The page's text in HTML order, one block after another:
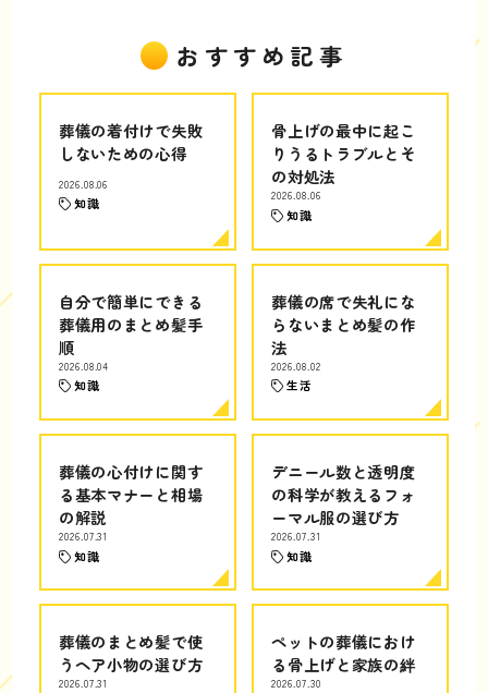
おすすめ記事
葬儀の着付けで失敗
しないための心得
2026.08.06
知識
骨上げの最中に起こ
りうるトラブルとそ
の対処法
2026.08.06
知識
自分で簡単にできる
葬儀用のまとめ髪手
順
2026.08.04
知識
葬儀の席で失礼にな
らないまとめ髪の作
法
2026.08.02
生活
葬儀の心付けに関す
る基本マナーと相場
の解説
2026.07.31
知識
デニール数と透明度
の科学が教えるフォ
ーマル服の選び方
2026.07.31
知識
葬儀のまとめ髪で使
うヘア小物の選び方
2026.07.31
ペットの葬儀におけ
る骨上げと家族の絆
2026.07.30